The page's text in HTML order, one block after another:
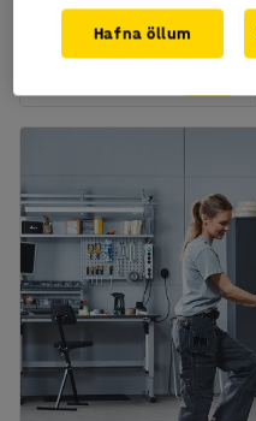
7.957
Hafna öllum